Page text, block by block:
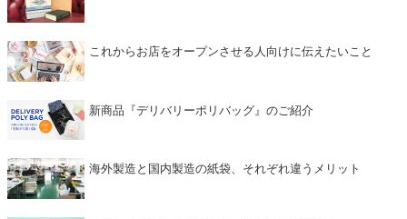
これからお店をオープンさせる人向けに伝えたいこと
新商品『デリバリーポリバッグ』のご紹介
海外製造と国内製造の紙袋、それぞれ違うメリット